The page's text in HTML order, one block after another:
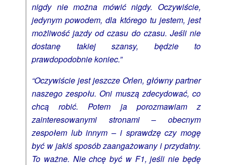
nigdy nie można mówić nigdy. Oczywiście,
jedynym powodem, dla którego tu jestem, jest
możliwość jazdy od czasu do czasu. Jeśli nie
dostanę takiej szansy, będzie to
prawdopodobnie koniec.”
“Oczywiście jest jeszcze Orlen, główny partner
naszego zespołu. Oni muszą zdecydować, co
chcą robić. Potem ja porozmawiam z
zainteresowanymi stronami – obecnym
zespołem lub innym – i sprawdzę czy mogę
być w jakiś sposób zaangażowany i przydatny.
To ważne. Nie chcę być w F1, jeśli nie będę